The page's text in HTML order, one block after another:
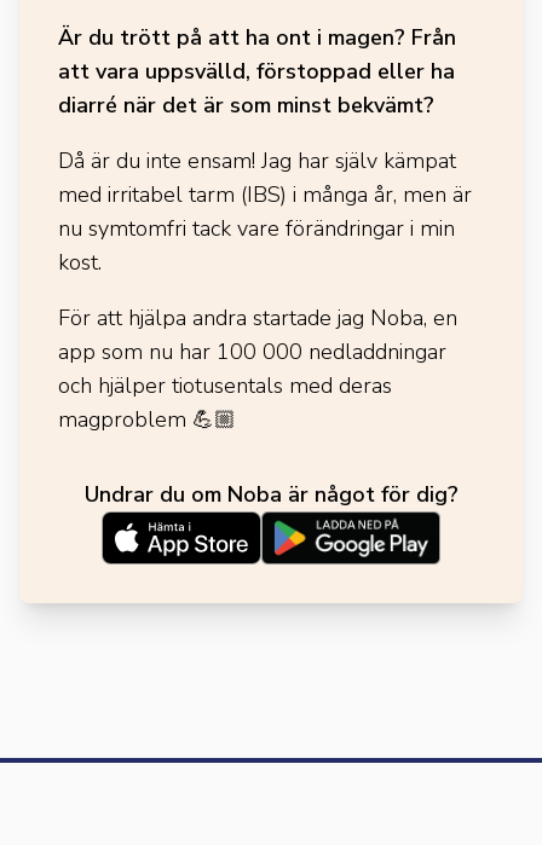
Är du trött på att ha ont i magen? Från
att vara uppsvälld, förstoppad eller ha
diarré när det är som minst bekvämt?
Då är du inte ensam! Jag har själv kämpat
med irritabel tarm (IBS) i många år, men är
nu symtomfri tack vare förändringar i min
kost.
För att hjälpa andra startade jag Noba, en
app som nu har 100 000 nedladdningar
och hjälper tiotusentals med deras
magproblem 💪🏼
Undrar du om Noba är något för dig?